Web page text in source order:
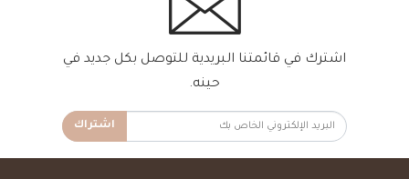
اشترك في قائمتنا البريدية للتوصل بكل جديد في
حينه.
اشتراك